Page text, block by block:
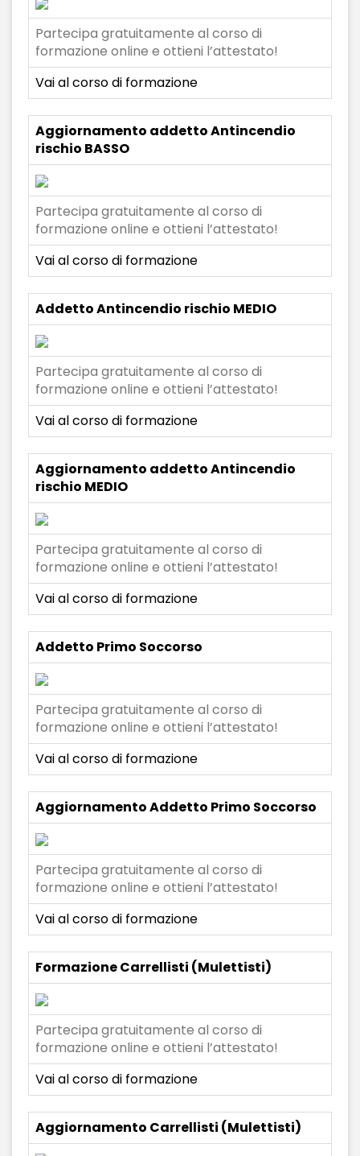
Partecipa gratuitamente al corso di
formazione online e ottieni l’attestato!
Vai al corso di formazione
Aggiornamento addetto Antincendio
rischio BASSO
Partecipa gratuitamente al corso di
formazione online e ottieni l’attestato!
Vai al corso di formazione
Addetto Antincendio rischio MEDIO
Partecipa gratuitamente al corso di
formazione online e ottieni l’attestato!
Vai al corso di formazione
Aggiornamento addetto Antincendio
rischio MEDIO
Partecipa gratuitamente al corso di
formazione online e ottieni l’attestato!
Vai al corso di formazione
Addetto Primo Soccorso
Partecipa gratuitamente al corso di
formazione online e ottieni l’attestato!
Vai al corso di formazione
Aggiornamento Addetto Primo Soccorso
Partecipa gratuitamente al corso di
formazione online e ottieni l’attestato!
Vai al corso di formazione
Formazione Carrellisti (Mulettisti)
Partecipa gratuitamente al corso di
formazione online e ottieni l’attestato!
Vai al corso di formazione
Aggiornamento Carrellisti (Mulettisti)